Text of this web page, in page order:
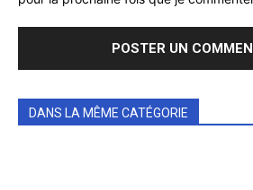
DANS LA MÊME CATÉGORIE